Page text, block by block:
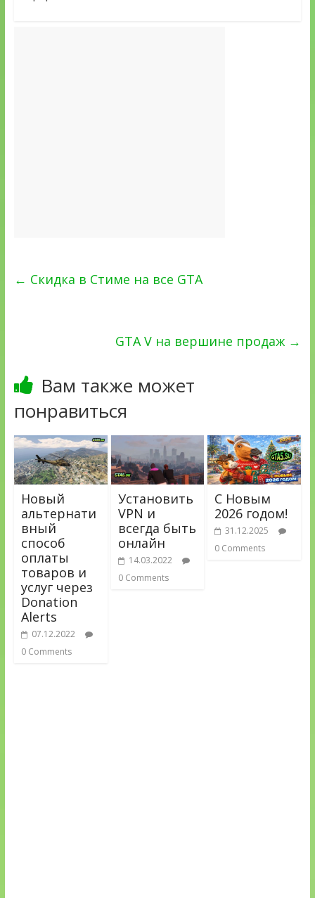
← Скидка в Стиме на все GTA
GTA V на вершине продаж →
Вам также может
понравиться
Новый
альтернати
вный
способ
оплаты
товаров и
услуг через
Donation
Alerts
07.12.2022
0 Comments
Установить
VPN и
всегда быть
онлайн
14.03.2022
0 Comments
С Новым
2026 годом!
31.12.2025
0 Comments